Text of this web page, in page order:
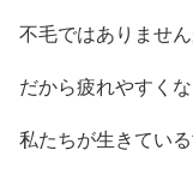
不毛ではありませ
だから疲れやすくな
私たちが生きてい